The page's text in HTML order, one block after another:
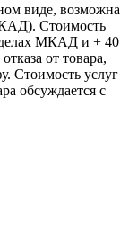
виде, возможна
Стоимость
МКАД и + 40
от товара,
Стоимость услуг
обсуждается с